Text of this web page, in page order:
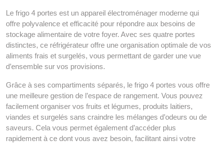
Le frigo 4 portes est un appareil électroménager moderne qui
offre polyvalence et efficacité pour répondre aux besoins de
stockage alimentaire de votre foyer. Avec ses quatre portes
distinctes, ce réfrigérateur offre une organisation optimale de vos
aliments frais et surgelés, vous permettant de garder une vue
d’ensemble sur vos provisions.
Grâce à ses compartiments séparés, le frigo 4 portes vous offre
une meilleure gestion de l’espace de rangement. Vous pouvez
facilement organiser vos fruits et légumes, produits laitiers,
viandes et surgelés sans craindre les mélanges d’odeurs ou de
saveurs. Cela vous permet également d’accéder plus
rapidement à ce dont vous avez besoin, facilitant ainsi votre